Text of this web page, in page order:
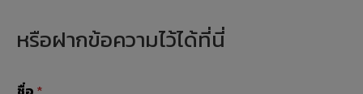
หรือฝากข้อความไว้ได้ที่นี่